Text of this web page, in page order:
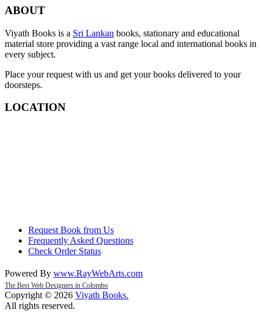
ABOUT
Viyath Books is a Sri Lankan books, stationary and educational
material store providing a vast range local and international books in
every subject.
Place your request with us and get your books delivered to your
doorsteps.
LOCATION
Request Book from Us
Frequently Asked Questions
Check Order Status
Powered By www.RayWebArts.com
The Best Web Designers in Colombo
Copyright © 2026 Viyath Books.
All rights reserved.